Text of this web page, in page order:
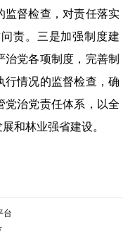
监督检查，对责任落实
责。三是加强制度建
党各项制度，完善制
行情况的监督检查，确
党治党责任体系，以全
和林业强省建设。
台